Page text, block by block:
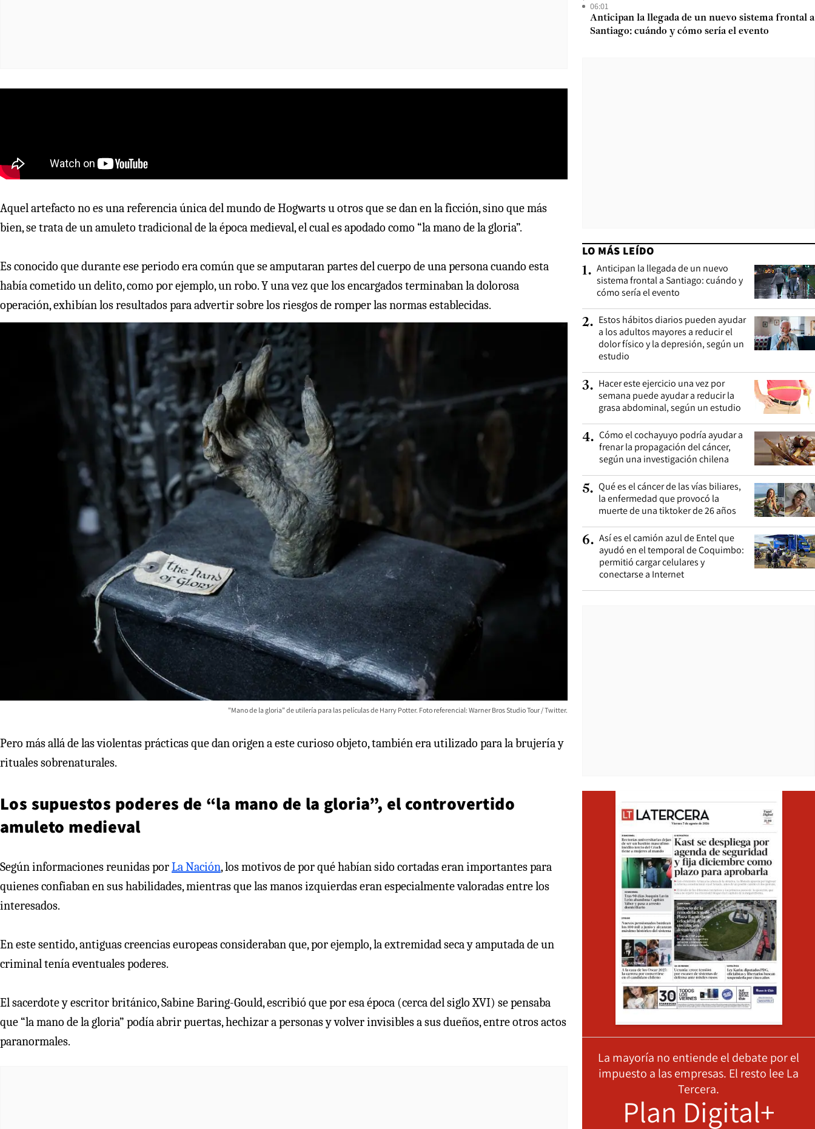
Aquel artefacto no es una referencia única del mundo de Hogwarts u otros que se dan en la ficción, sino que más
bien, se trata de un amuleto tradicional de la época medieval, el cual es apodado como “la mano de la gloria”.
Es conocido que durante ese periodo era común que se amputaran partes del cuerpo de una persona cuando esta
había cometido un delito, como por ejemplo, un robo. Y una vez que los encargados terminaban la dolorosa
operación, exhibían los resultados para advertir sobre los riesgos de romper las normas establecidas.
"Mano de la gloria” de utilería para las películas de Harry Potter. Foto referencial: Warner Bros Studio Tour / Twitter.
Pero más allá de las violentas prácticas que dan origen a este curioso objeto, también era utilizado para la brujería y
rituales sobrenaturales.
Los supuestos poderes de “la mano de la gloria”, el controvertido
amuleto medieval
Según informaciones reunidas porLa Nación, los motivos de por qué habían sido cortadas eran importantes para
quienes confiaban en sus habilidades, mientras que las manos izquierdas eran especialmente valoradas entre los
interesados.
En este sentido, antiguas creencias europeas consideraban que, por ejemplo, la extremidad seca y amputada de un
criminal tenía eventuales poderes.
El sacerdote y escritor británico, Sabine Baring-Gould, escribió que por esa época (cerca del siglo XVI) se pensaba
que “la mano de la gloria” podía abrir puertas, hechizar a personas y volver invisibles a sus dueños, entre otros actos
paranormales.
06:01
Anticipan la llegada de un nuevo sistema frontal a
Santiago: cuándo y cómo sería el evento
LO MÁS LEÍDO
1. Anticipan la llegada de un nuevo
sistema frontal a Santiago: cuándo y
cómo sería el evento
2. Estos hábitos diarios pueden ayudar
a los adultos mayores a reducir el
dolor físico y la depresión, según un
estudio
3. Hacer este ejercicio una vez por
semana puede ayudar a reducir la
grasa abdominal, según un estudio
4. Cómo el cochayuyo podría ayudar a
frenar la propagación del cáncer,
según una investigación chilena
5. Qué es el cáncer de las vías biliares,
la enfermedad que provocó la
muerte de una tiktoker de 26 años
6. Así es el camión azul de Entel que
ayudó en el temporal de Coquimbo:
permitió cargar celulares y
conectarse a Internet
La mayoría no entiende el debate por el
impuesto a las empresas. El resto lee La
Tercera.
Plan Digital+